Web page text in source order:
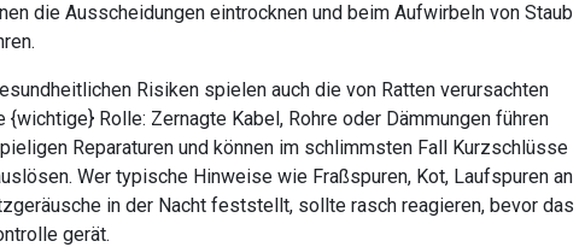
die Ausscheidungen eintrocknen und beim Aufwirbeln von Staub
Risiken spielen auch die von Ratten verursachten
{wichtige} Rolle: Zernagte Kabel, Rohre oder Dämmungen führen
Reparaturen und können im schlimmsten Fall Kurzschlüsse
Wer typische Hinweise wie Fraßspuren, Kot, Laufspuren an
in der Nacht feststellt, sollte rasch reagieren, bevor das
gerät.